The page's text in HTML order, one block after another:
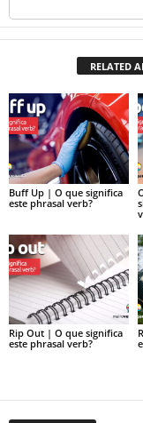
RELATED
Buff Up | O que significa
este phrasal verb?
Rip Out | O que significa
este phrasal verb?